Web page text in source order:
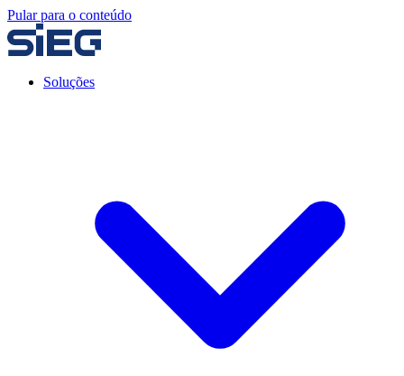
Pular para o conteúdo
Soluções